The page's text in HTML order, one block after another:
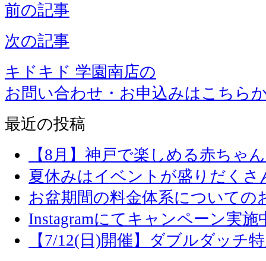
前の記事
次の記事
キドキド 学園南店の
お問い合わせ・お申込みはこちら
最近の投稿
【8月】神戸で楽しめる赤ちゃ
夏休みはイベントが盛りだくさ
お盆期間の料金体系についての
Instagramにてキャンペーン実施
【7/12(日)開催】ダブルダッチ